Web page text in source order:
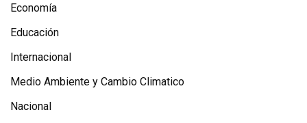
Economía
Educación
Internacional
Medio Ambiente y Cambio Climatico
Nacional